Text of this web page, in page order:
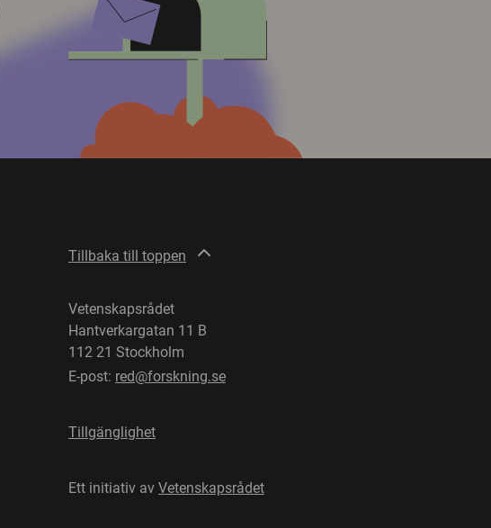
Tillbaka till toppen
Vetenskapsrådet
Hantverkargatan 11 B
112 21 Stockholm
E-post: red@forskning.se
Tillgänglighet
Ett initiativ av Vetenskapsrådet